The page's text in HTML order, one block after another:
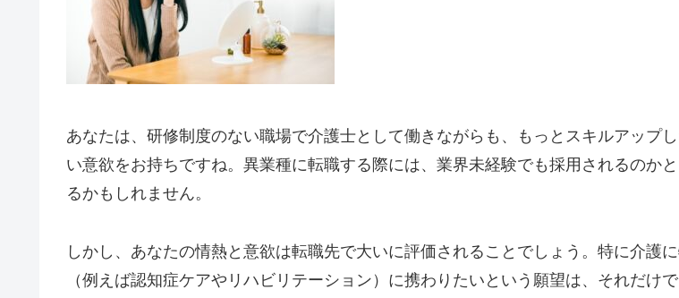
あなたは、研修制度のない職場で介護士として働きながらも、もっとスキルアップ
い意欲をお持ちですね。異業種に転職する際には、業界未経験でも採用されるのか
るかもしれません。
しかし、あなたの情熱と意欲は転職先で大いに評価されることでしょう。特に介護
（例えば認知症ケアやリハビリテーション）に携わりたいという願望は、それだけ